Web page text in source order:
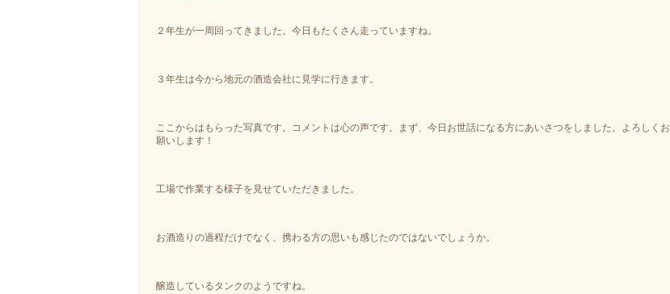
２年生が一周回ってきました。今日もたくさん走っていますね。
３年生は今から地元の酒造会社に見学に行きます。
ここからはもらった写真です。コメントは心の声です。まず、今日お世話になる方にあいさつをしました。よろしくお
願いします！
工場で作業する様子を見せていただきました。
お酒造りの過程だけでなく、携わる方の思いも感じたのではないでしょうか。
醸造しているタンクのようですね。